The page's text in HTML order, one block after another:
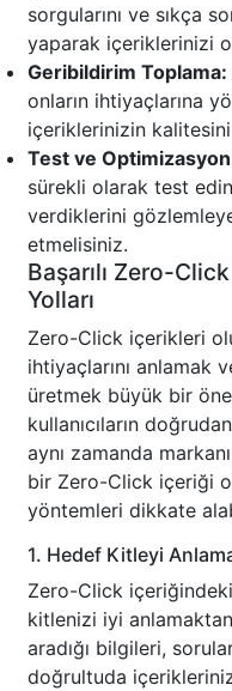
sorgularını ve sıkça
yaparak içeriklerinizi
Geribildirim Toplama:
onların ihtiyaçlarına
içeriklerinizin
Test ve
sürekli olarak test
verdiklerini
etmelisiniz.
Başarılı Zero-
Yolları
Zero-Click içerikleri
ihtiyaçlarını anlamak
üretmek büyük bir
kullanıcıların
aynı zamanda
bir Zero-Click içeriği
yöntemleri dikkate
1. Hedef Kitleyi
Zero-Click içeriğindeki
kitlenizi iyi anlamaktan
aradığı bilgileri,
doğrultuda